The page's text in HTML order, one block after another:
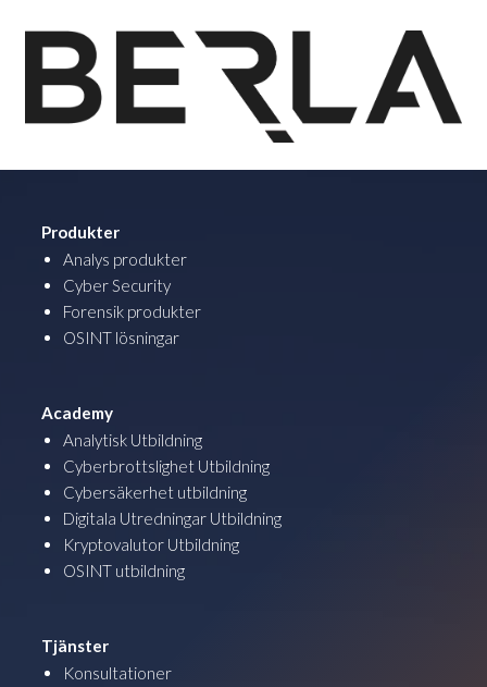
Produkter
Analys produkter
Cyber Security
Forensik produkter
OSINT lösningar
Academy
Analytisk Utbildning
Cyberbrottslighet Utbildning
Cybersäkerhet utbildning
Digitala Utredningar Utbildning
Kryptovalutor Utbildning
OSINT utbildning
Tjänster
Konsultationer